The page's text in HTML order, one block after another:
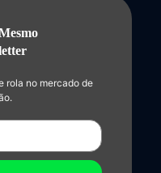
rola no mercado de